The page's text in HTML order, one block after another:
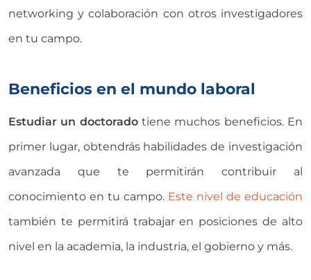
networking y colaboración con otros investigadores
en tu campo.
Beneficios en el mundo laboral
Estudiar un doctoradotiene muchos beneficios. En
primer lugar, obtendrás habilidades de investigación
avanzada que te permitirán contribuir al
conocimiento en tu campo. Este nivel de educación
también te permitirá trabajar en posiciones de alto
nivel en la academia, la industria, el gobierno y más.